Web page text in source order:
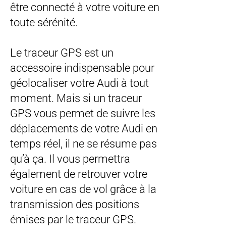
être connecté à votre voiture en
toute sérénité.
Le traceur GPS est un
accessoire indispensable pour
géolocaliser votre Audi à tout
moment. Mais si un traceur
GPS vous permet de suivre les
déplacements de votre Audi en
temps réel, il ne se résume pas
qu’à ça. Il vous permettra
également de retrouver votre
voiture en cas de vol grâce à la
transmission des positions
émises par le traceur GPS.